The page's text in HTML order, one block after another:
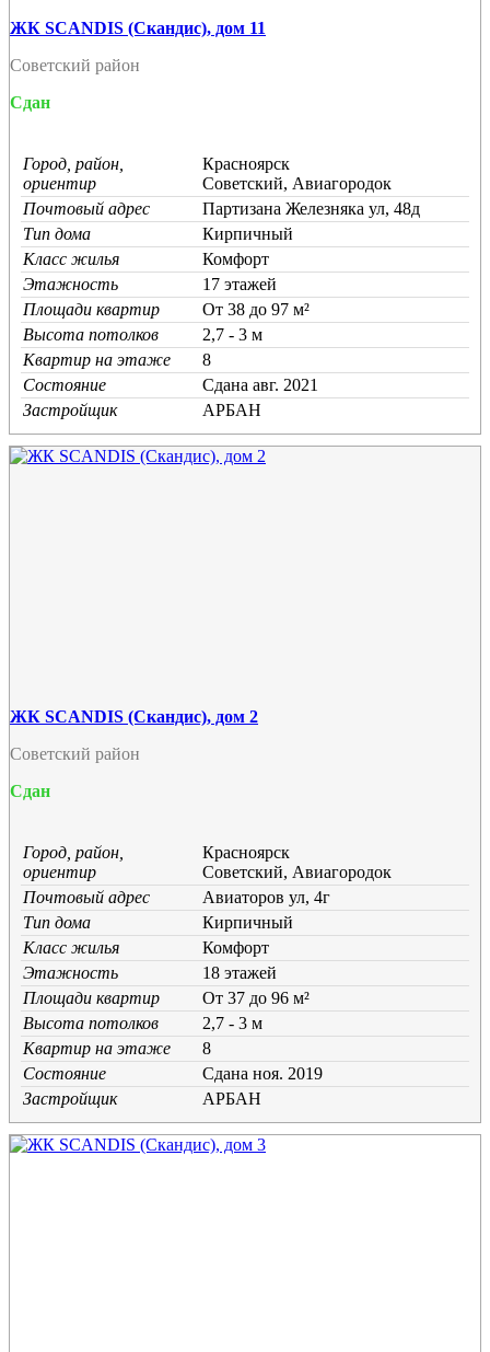
ЖК SCANDIS (Скандис), дом 11
Советский район
Сдан
Город, район,
ориентир
Красноярск
Советский, Авиагородок
Почтовый адрес
Партизана Железняка ул, 48д
Тип дома
Кирпичный
Класс жилья
Комфорт
Этажность
17 этажей
Площади квартир
От 38 до 97 м²
Высота потолков
2,7 - 3 м
Квартир на этаже
8
Состояние
Cдана авг. 2021
Застройщик
АРБАН
ЖК SCANDIS (Скандис), дом 2
Советский район
Сдан
Город, район,
ориентир
Красноярск
Советский, Авиагородок
Почтовый адрес
Авиаторов ул, 4г
Тип дома
Кирпичный
Класс жилья
Комфорт
Этажность
18 этажей
Площади квартир
От 37 до 96 м²
Высота потолков
2,7 - 3 м
Квартир на этаже
8
Состояние
Cдана ноя. 2019
Застройщик
АРБАН